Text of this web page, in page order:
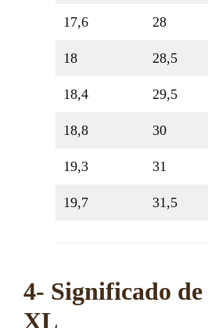
17,6 28
18 28,5
18,4 29,5
18,8 30
19,3 31
19,7 31,5
4- Significado
XL